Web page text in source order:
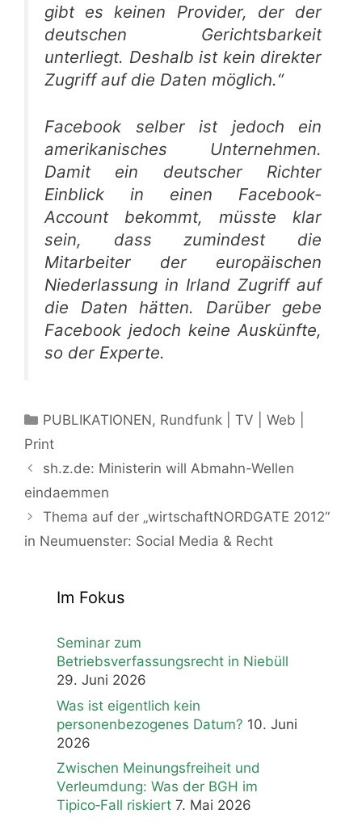
gibt es keinen Provider, der der
deutschen Gerichtsbarkeit
unterliegt. Deshalb ist kein direkter
Zugriff auf die Daten möglich.“
Facebook selber ist jedoch ein
amerikanisches Unternehmen.
Damit ein deutscher Richter
Einblick in einen Facebook-
Account bekommt, müsste klar
sein, dass zumindest die
Mitarbeiter der europäischen
Niederlassung in Irland Zugriff auf
die Daten hätten. Darüber gebe
Facebook jedoch keine Auskünfte,
so der Experte.
Kategorien
PUBLIKATIONEN, Rundfunk | TV | Web |
Print
sh.z.de: Ministerin will Abmahn-Wellen
eindaemmen
Thema auf der „wirtschaftNORDGATE 2012“
in Neumuenster: Social Media & Recht
Im Fokus
Seminar zum
Betriebsverfassungsrecht in Niebüll
29. Juni 2026
Was ist eigentlich kein
personenbezogenes Datum? 10. Juni
2026
Zwischen Meinungsfreiheit und
Verleumdung: Was der BGH im
Tipico‑Fall riskiert 7. Mai 2026